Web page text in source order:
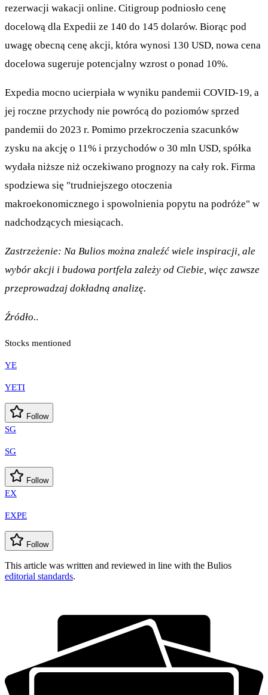
rezerwacji wakacji online. Citigroup podniosło cenę
docelową dla Expedii ze 140 do 145 dolarów. Biorąc pod
uwagę obecną cenę akcji, która wynosi 130 USD, nowa cena
docelowa sugeruje potencjalny wzrost o ponad 10%.
Expedia mocno ucierpiała w wyniku pandemii COVID-19, a
jej roczne przychody nie powrócą do poziomów sprzed
pandemii do 2023 r. Pomimo przekroczenia szacunków
zysku na akcję o 11% i przychodów o 30 mln USD, spółka
wydała niższe niż oczekiwano prognozy na cały rok. Firma
spodziewa się "trudniejszego otoczenia
makroekonomicznego i spowolnienia popytu na podróże" w
nadchodzących miesiącach.
Zastrzeżenie: Na Bulios można znaleźć wiele inspiracji, ale
wybór akcji i budowa portfela zależy od Ciebie, więc zawsze
przeprowadzaj dokładną analizę.
Źródło..
Stocks mentioned
YE
YETI
Follow
SG
SG
Follow
EX
EXPE
Follow
This article was written and reviewed in line with the Bulios
editorial standards.